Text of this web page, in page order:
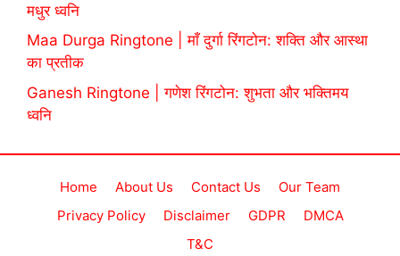
मधुर ध्वनि
Maa Durga Ringtone | माँ दुर्गा रिंगटोन: शक्ति और आस्था
का प्रतीक
Ganesh Ringtone | गणेश रिंगटोन: शुभता और भक्तिमय
ध्वनि
Home About Us Contact Us
Our Team
Privacy Policy
Disclaimer GDPR
DMCA
T&C